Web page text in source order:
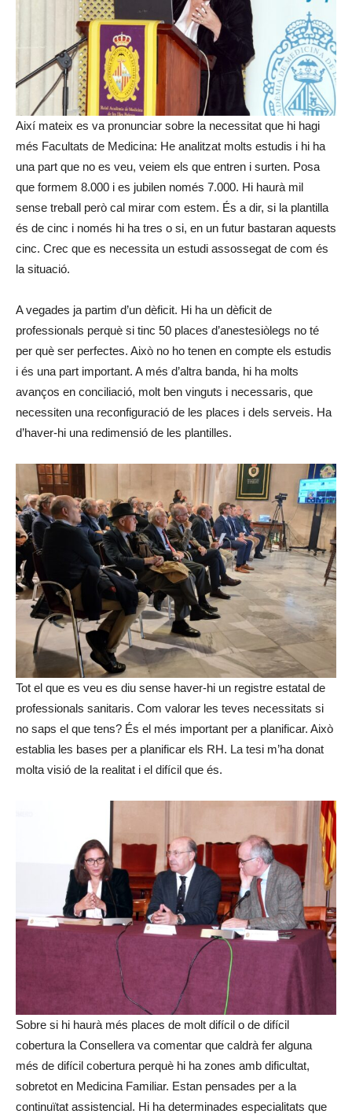
Així mateix es va pronunciar sobre la necessitat que hi hagi
més Facultats de Medicina: He analitzat molts estudis i hi ha
una part que no es veu, veiem els que entren i surten. Posa
que formem 8.000 i es jubilen només 7.000. Hi haurà mil
sense treball però cal mirar com estem. És a dir, si la plantilla
és de cinc i només hi ha tres o si, en un futur bastaran aquests
cinc. Crec que es necessita un estudi assossegat de com és
la situació.
A vegades ja partim d’un dèficit. Hi ha un dèficit de
professionals perquè si tinc 50 places d’anestesiòlegs no té
per què ser perfectes. Això no ho tenen en compte els estudis
i és una part important. A més d’altra banda, hi ha molts
avanços en conciliació, molt ben vinguts i necessaris, que
necessiten una reconfiguració de les places i dels serveis. Ha
d’haver-hi una redimensió de les plantilles.
Tot el que es veu es diu sense haver-hi un registre estatal de
professionals sanitaris. Com valorar les teves necessitats si
no saps el que tens? És el més important per a planificar. Això
establia les bases per a planificar els RH. La tesi m’ha donat
molta visió de la realitat i el difícil que és.
Sobre si hi haurà més places de molt difícil o de difícil
cobertura la Consellera va comentar que caldrà fer alguna
més de difícil cobertura perquè hi ha zones amb dificultat,
sobretot en Medicina Familiar. Estan pensades per a la
continuïtat assistencial. Hi ha determinades especialitats que